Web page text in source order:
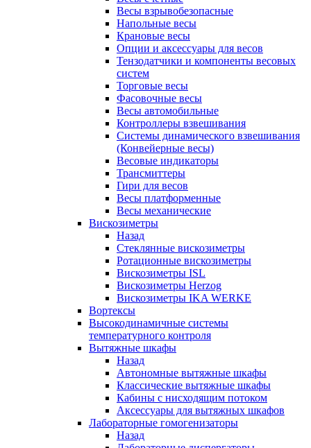
Весы взрывобезопасные
Напольные весы
Крановые весы
Опции и аксессуары для весов
Тензодатчики и компоненты весовых
систем
Торговые весы
Фасовочные весы
Весы автомобильные
Контроллеры взвешивания
Системы динамического взвешивания
(Конвейерные весы)
Весовые индикаторы
Трансмиттеры
Гири для весов
Весы платформенные
Весы механические
Вискозиметры
Назад
Стеклянные вискозиметры
Ротационные вискозиметры
Вискозиметры ISL
Вискозиметры Herzog
Вискозиметры IKA WERKE
Вортексы
Высокодинамичные системы
температурного контроля
Вытяжные шкафы
Назад
Автономные вытяжные шкафы
Классические вытяжные шкафы
Кабины с нисходящим потоком
Аксессуары для вытяжных шкафов
Лабораторные гомогенизаторы
Назад